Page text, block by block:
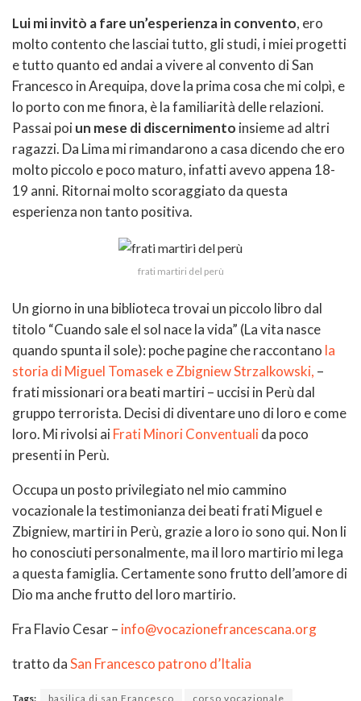
Lui mi invitò a fare un’esperienza in convento, ero
molto contento che lasciai tutto, gli studi, i miei progetti
e tutto quanto ed andai a vivere al convento di San
Francesco in Arequipa, dove la prima cosa che mi colpì, e
lo porto con me finora, è la familiarità delle relazioni.
Passai poiun mese di discernimento insieme ad altri
ragazzi. Da Lima mi rimandarono a casa dicendo che ero
molto piccolo e poco maturo, infatti avevo appena 18-
19 anni. Ritornai molto scoraggiato da questa
esperienza non tanto positiva.
frati martiri del perù
Un giorno in una biblioteca trovai un piccolo libro dal
titolo “Cuando sale el sol nace la vida” (La vita nasce
quando spunta il sole): poche pagine che raccontano la
storia di Miguel Tomasek e Zbigniew Strzalkowski, –
frati missionari ora beati martiri – uccisi in Perù dal
gruppo terrorista. Decisi di diventare uno di loro e come
loro. Mi rivolsi aiFrati Minori Conventualida poco
presenti in Perù.
Occupa un posto privilegiato nel mio cammino
vocazionale la testimonianza dei beati frati Miguel e
Zbigniew, martiri in Perù, grazie a loro io sono qui. Non li
ho conosciuti personalmente, ma il loro martirio mi lega
a questa famiglia. Certamente sono frutto dell’amore di
Dio ma anche frutto del loro martirio.
Fra Flavio Cesar – info@vocazionefrancescana.org
tratto daSan Francesco patrono d’Italia
Tags: basilica di san Francesco corso vocazionale